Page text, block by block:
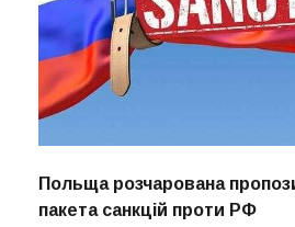
Польща розчарована
пакета санкцій проти РФ